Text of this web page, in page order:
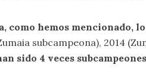
como hemos mencionado,
subcampeona), 2014
sido 4 veces